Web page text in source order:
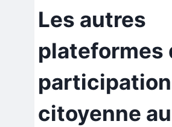
Les autres
plateformes
participation
citoyenne au